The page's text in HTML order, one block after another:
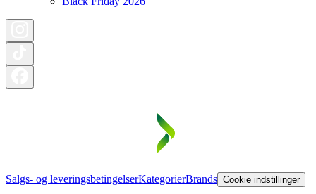
Salgs- og leveringsbetingelserKategorierBrands Cookie indstillinger